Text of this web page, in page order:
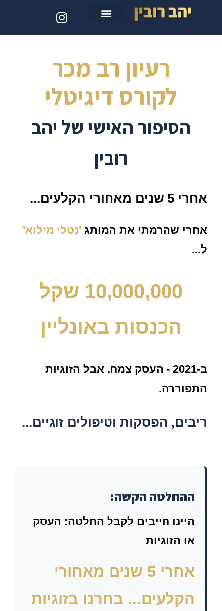
רעיון רב מכר
לקורס דיגיטלי
הסיפור האישי של יהב
רובין
אחרי 5 שנים מאחורי הקלעים ...
אחרי שהרמתי את המותג 'נטלי מילוא'
ל...
10,000,000 שקל
הכנסות באונליין
ב-2021 - העסק צמח. אבל
הזוגיות
התפוררה.
ריבים, הפסקות וטיפולים זוגיים...
ההחלטה הקשה:
היינו חייבים לקבל החלטה: העסק
או הזוגיות
אחרי 5 שנים מאחורי
הקלעים... בחרנו בזוגיות